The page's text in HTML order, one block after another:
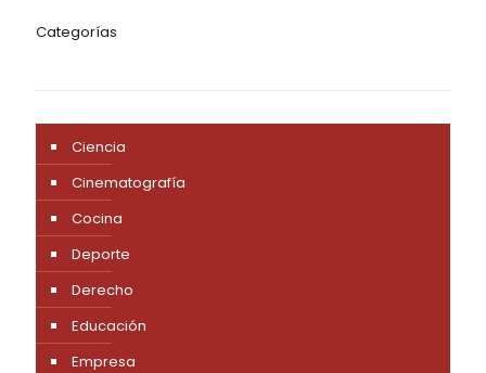
Categorías
Ciencia
Cinematografía
Cocina
Deporte
Derecho
Educación
Empresa